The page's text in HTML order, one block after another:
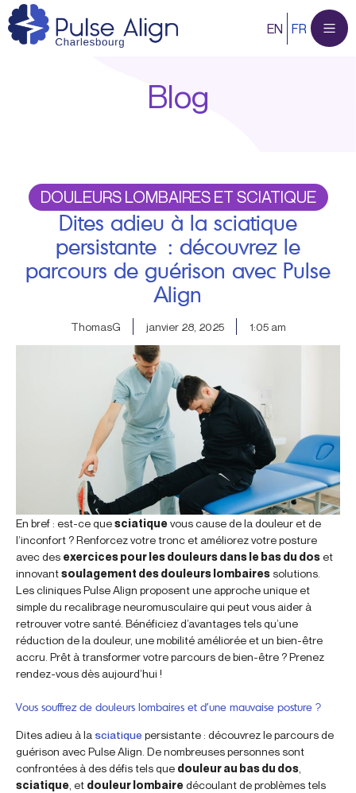
Aller
au
EN FR
Blog
DOULEURS LOMBAIRES ET SCIATIQUE
Dites adieu à la sciatique
persistante : découvrez le
parcours de guérison avec Pulse
Align
ThomasG janvier 28, 2025 1:05 am
En bref : est-ce quesciatiquevous cause de la douleur et de
l’inconfort ? Renforcez votre tronc et améliorez votre posture
avec des exercices pour les douleurs dans le bas du doset
innovantsoulagement des douleurs lombaires solutions.
Les cliniques Pulse Align proposent une approche unique et
simple du recalibrage neuromusculaire qui peut vous aider à
retrouver votre santé. Bénéficiez d’avantages tels qu’une
réduction de la douleur, une mobilité améliorée et un bien-être
accru. Prêt à transformer votre parcours de bien-être ? Prenez
rendez-vous dès aujourd’hui !
Vous souffrez de douleurs lombaires et d’une mauvaise posture ?
Dites adieu à la sciatique persistante : découvrez le parcours de
guérison avec Pulse Align. De nombreuses personnes sont
confrontées à des défis tels que douleur au bas du dos
sciatique , et douleur lombairedécoulant de problèmes tels